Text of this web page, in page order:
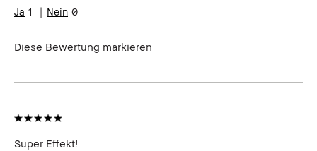
1 0
Diese Bewertung markieren
Super Effekt!